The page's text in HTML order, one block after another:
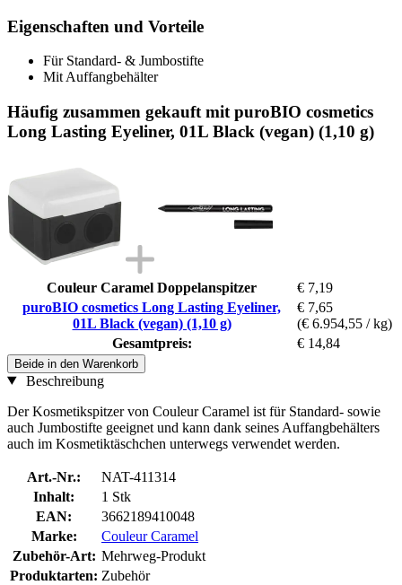
Eigenschaften und Vorteile
Für Standard- & Jumbostifte
Mit Auffangbehälter
Häufig zusammen gekauft mit puroBIO cosmetics
Long Lasting Eyeliner, 01L Black (vegan) (1,10 g)
Couleur Caramel Doppelanspitzer
€ 7,19
puroBIO cosmetics Long Lasting Eyeliner,
01L Black (vegan) (1,10 g)
€ 7,65
(€ 6.954,55 / kg)
Gesamtpreis:
€ 14,84
Beide in den Warenkorb
Beschreibung
Der Kosmetikspitzer von Couleur Caramel ist für Standard- sowie
auch Jumbostifte geeignet und kann dank seines Auffangbehälters
auch im Kosmetiktäschchen unterwegs verwendet werden.
Art.-Nr.:
NAT-411314
Inhalt:
1 Stk
EAN:
3662189410048
Marke:
Couleur Caramel
Zubehör-Art: Mehrweg-Produkt
Produktarten: Zubehör